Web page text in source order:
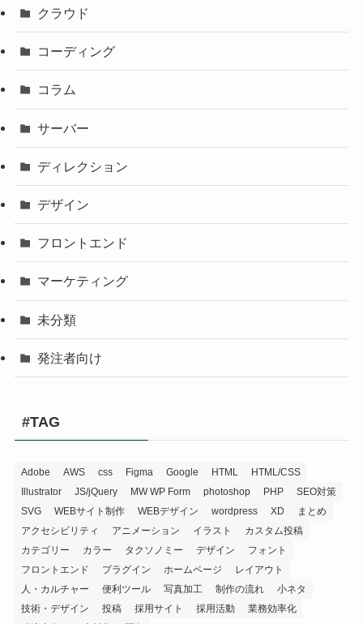
クラウド
コーディング
コラム
サーバー
ディレクション
デザイン
フロントエンド
マーケティング
未分類
発注者向け
#TAG
Adobe AWS css Figma Google HTML
HTML/CSS
Illustrator
JS/jQuery MW WP Form photoshop PHP
SEO対策
SVG
WEBサイト制作 WEBデザイン wordpress XD
まとめ
アクセシビリティ
アニメーション イラスト
カスタム投稿
カテゴリー
カラー タクソノミー デザイン
フォント
フロントエンド
プラグイン ホームページ
レイアウト
人・カルチャー
便利ツール 写真加工 制作の流れ
小ネタ
技術・デザイン
投稿 採用サイト 採用活動
業務効率化